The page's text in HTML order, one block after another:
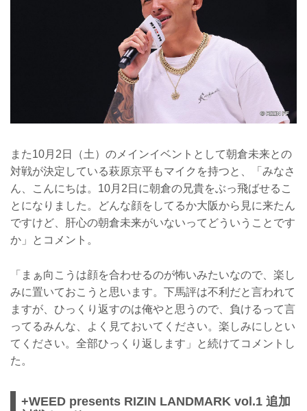
また10月2日（土）のメインイベントとして朝倉未来との
対戦が決定している萩原京平もマイクを持つと、「みなさ
ん、こんにちは。10月2日に朝倉の兄貴をぶっ飛ばせるこ
とになりました。どんな顔をしてるか大阪から見に来たん
ですけど、肝心の朝倉未来がいないってどういうことです
か」とコメント。
「まぁ向こうは顔を合わせるのが怖いみたいなので、楽し
みに置いておこうと思います。下馬評は不利だと言われて
ますが、ひっくり返すのは俺やと思うので、負けるって言
ってるみんな、よく見ておいてください。楽しみにしとい
てください。全部ひっくり返します」と続けてコメントし
た。
+WEED presents RIZIN LANDMARK vol.1 追加